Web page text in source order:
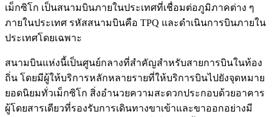
เม็กซิโก เป็นสนามบินภายในประเทศที่เชื่อมต่อภูมิภาคต่าง ๆ
ภายในประเทศ รหัสสนามบินคือ TPQ และดำเนินการบินภายใน
ประเทศโดยเฉพาะ
สนามบินแห่งนี้เป็นศูนย์กลางที่สำคัญสำหรับสายการบินในท้อง
ถิ่น โดยมีผู้ให้บริการหลักหลายรายที่ให้บริการบินไปยังจุดหมาย
ยอดนิยมทั่วเม็กซิโก สิ่งอำนวยความสะดวกประกอบด้วยอาคาร
ผู้โดยสารเดียวที่รองรับการเดินทางขาเข้าและขาออกอย่างมี